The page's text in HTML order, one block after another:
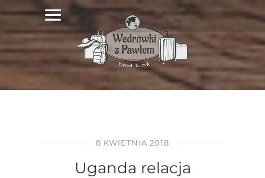
8 KWIETNIA 2018
Uganda relacja